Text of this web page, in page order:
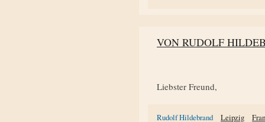
VON RUDOLF
Liebster Freund,
Rudolf Hildebrand Leipzig